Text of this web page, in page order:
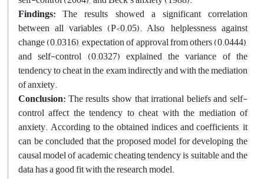
Findings: The results showed a significant correlation
between all variables (P<0.05). Also, helplessness against
change (0.0316), expectation of approval from others (0.0444),
and self-control (0.0327) explained the variance of the
tendency to cheat in the exam indirectly and with the mediation
of anxiety.
Conclusion:The results show that irrational beliefs and self-
control affect the tendency to cheat with the mediation of
anxiety. According to the obtained indices and coefficients, it
can be concluded that the proposed model for developing the
causal model of academic cheating tendency is suitable and the
data has a good fit with the research model.